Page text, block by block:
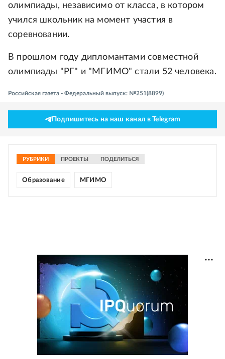
олимпиады, независимо от класса, в котором
учился школьник на момент участия в
соревновании.
В прошлом году дипломантами совместной
олимпиады "РГ" и "МГИМО" стали 52 человека.
Российская газета - Федеральный выпуск: №251(8899)
Подпишитесь на наш канал в Telegram
РУБРИКИ ПРОЕКТЫ ПОДЕЛИТЬСЯ
Образование МГИМО